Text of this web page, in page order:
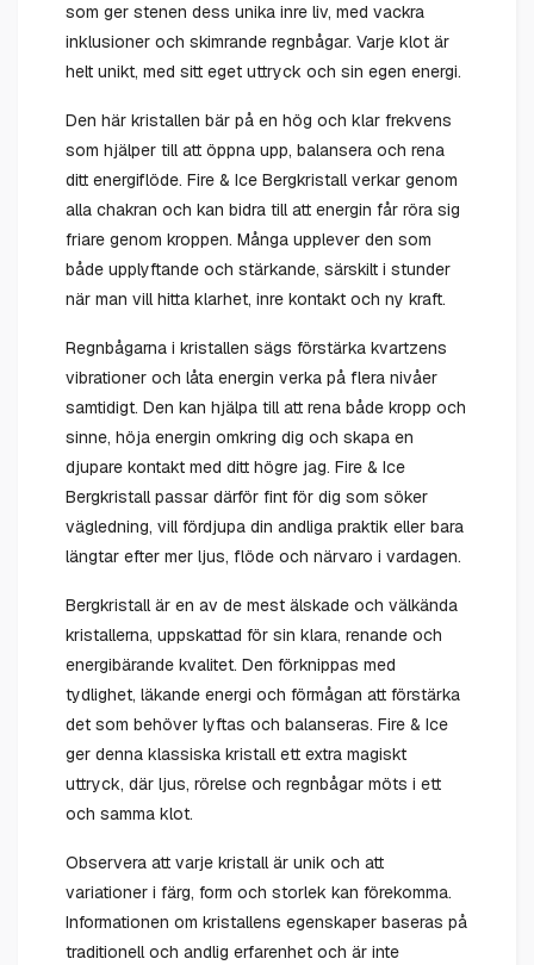
som ger stenen dess unika inre liv, med vackra
inklusioner och skimrande regnbågar. Varje klot är
helt unikt, med sitt eget uttryck och sin egen energi.
Den här kristallen bär på en hög och klar frekvens
som hjälper till att öppna upp, balansera och rena
ditt energiflöde. Fire & Ice Bergkristall verkar genom
alla chakran och kan bidra till att energin får röra sig
friare genom kroppen. Många upplever den som
både upplyftande och stärkande, särskilt i stunder
när man vill hitta klarhet, inre kontakt och ny kraft.
Regnbågarna i kristallen sägs förstärka kvartzens
vibrationer och låta energin verka på flera nivåer
samtidigt. Den kan hjälpa till att rena både kropp och
sinne, höja energin omkring dig och skapa en
djupare kontakt med ditt högre jag. Fire & Ice
Bergkristall passar därför fint för dig som söker
vägledning, vill fördjupa din andliga praktik eller bara
längtar efter mer ljus, flöde och närvaro i vardagen.
Bergkristall är en av de mest älskade och välkända
kristallerna, uppskattad för sin klara, renande och
energibärande kvalitet. Den förknippas med
tydlighet, läkande energi och förmågan att förstärka
det som behöver lyftas och balanseras. Fire & Ice
ger denna klassiska kristall ett extra magiskt
uttryck, där ljus, rörelse och regnbågar möts i ett
och samma klot.
Observera att varje kristall är unik och att
variationer i färg, form och storlek kan förekomma.
Informationen om kristallens egenskaper baseras på
traditionell och andlig erfarenhet och är inte